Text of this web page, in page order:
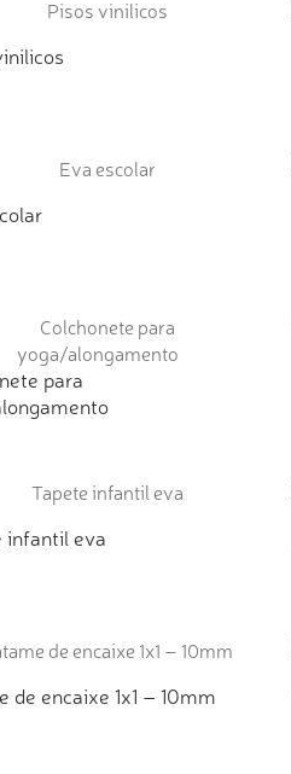
para
infantil eva
de encaixe 1x1 – 10mm